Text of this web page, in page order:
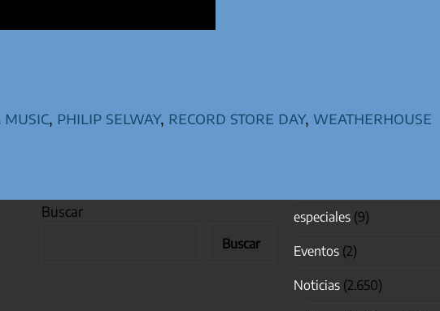
music, philip selway, record store day, weatherhouse
Buscar
Buscar
especiales(9)
Eventos(2)
Noticias(2.650)